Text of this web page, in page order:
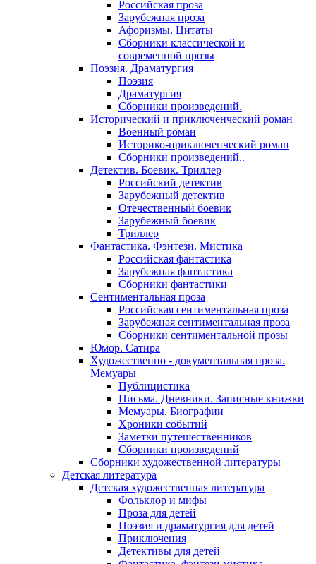
Российская проза
Зарубежная проза
Афоризмы. Цитаты
Сборники классической и
современной прозы
Поэзия. Драматургия
Поэзия
Драматургия
Сборники произведений.
Исторический и приключенческий роман
Военный роман
Историко-приключенческий роман
Сборники произведений..
Детектив. Боевик. Триллер
Российский детектив
Зарубежный детектив
Отечественный боевик
Зарубежный боевик
Триллер
Фантастика. Фэнтези. Мистика
Российская фантастика
Зарубежная фантастика
Сборники фантастики
Сентиментальная проза
Российская сентиментальная проза
Зарубежная сентиментальная проза
Сборники сентиментальной прозы
Юмор. Сатира
Художественно - документальная проза.
Мемуары
Публицистика
Письма. Дневники. Записные книжки
Мемуары. Биографии
Хроники событий
Заметки путешественников
Сборники произведений
Сборники художественной литературы
Детская литература
Детская художественная литература
Фольклор и мифы
Проза для детей
Поэзия и драматургия для детей
Приключения
Детективы для детей